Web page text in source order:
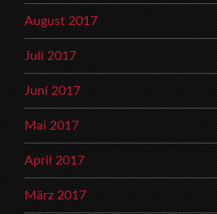
August 2017
Juli 2017
Juni 2017
Mai 2017
April 2017
März 2017